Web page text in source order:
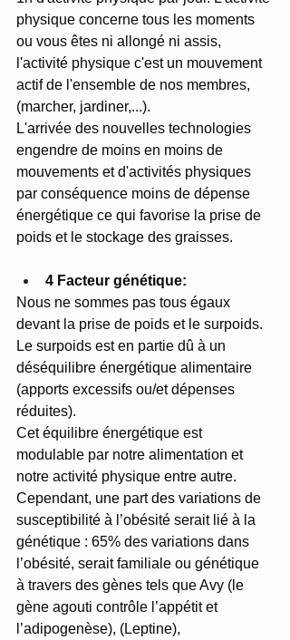
physique concerne tous les moments
ou vous êtes ni allongé ni assis,
l'activité physique c'est un mouvement
actif de l'ensemble de nos membres,
(marcher, jardiner,...).
L'arrivée des nouvelles technologies
engendre de moins en moins de
mouvements et d'activités physiques
par conséquence moins de dépense
énergétique ce qui favorise la prise de
poids et le stockage des graisses.
4 Facteur génétique:
Nous ne sommes pas tous égaux
devant la prise de poids et le surpoids.
Le surpoids est en partie dû à un
déséquilibre énergétique alimentaire
(apports excessifs ou/et dépenses
réduites).
Cet équilibre énergétique est
modulable par notre alimentation et
notre activité physique entre autre.
Cependant, une part des variations de
susceptibilité à l’obésité serait lié à la
génétique : 65% des variations dans
l’obésité, serait familiale ou génétique
à travers des gènes tels que Avy (le
gène agouti contrôle l’appétit et
l’adipogenèse), (Leptine),